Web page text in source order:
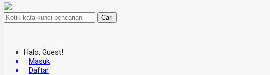
Cari
Halo, Guest!
Masuk
Daftar